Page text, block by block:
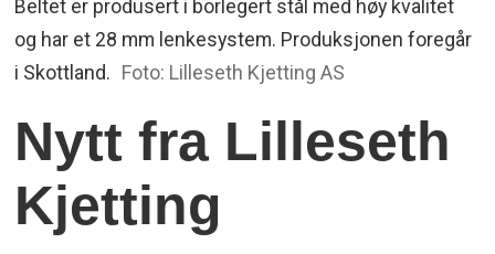
Beltet er produsert i borlegert stål med høy kvalitet
og har et 28 mm lenkesystem. Produksjonen foregår
i Skottland. Foto: Lilleseth Kjetting AS
Nytt fra Lilleseth
Kjetting